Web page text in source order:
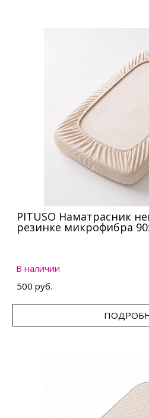
PITUSO Наматрасник
резинке микрофибра
В наличии
500 руб.